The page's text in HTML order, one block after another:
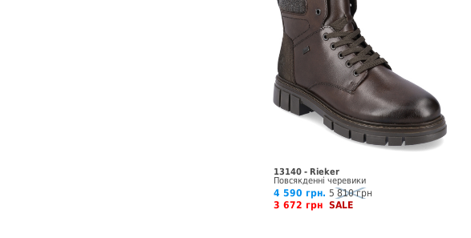
13140 - Rieker
Повсякденні черевики
4 590 грн. 5 810 грн
3 672 грн SALE